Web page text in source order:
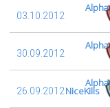
03.10.2012
30.09.2012
26.09.2012NiceKills